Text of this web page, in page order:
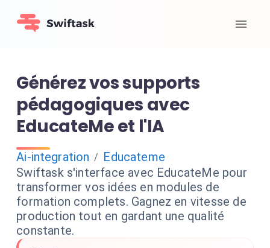
Générez vos supports
pédagogiques avec
EducateMe et l'IA
Ai-integration / Educateme
Swiftask s'interface avec EducateMe pour
transformer vos idées en modules de
formation complets. Gagnez en vitesse de
production tout en gardant une qualité
constante.